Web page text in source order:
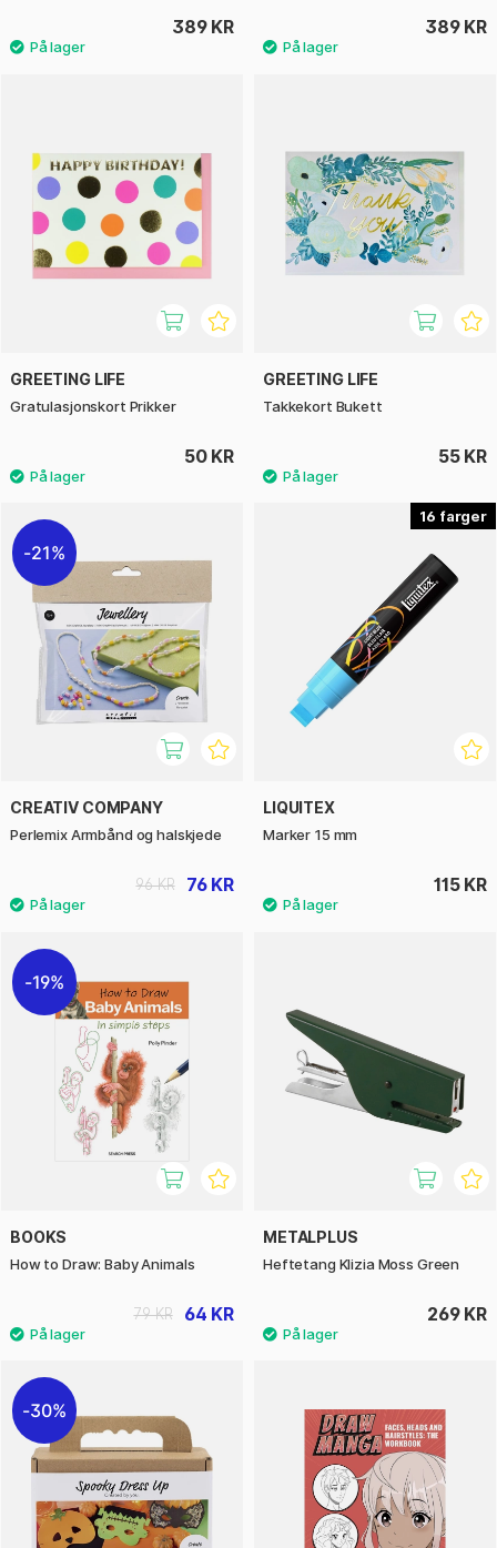
389 KR 389 KR
GREETING LIFE
Gratulasjonskort Prikker
50 KR
GREETING LIFE
Takkekort Bukett
55 KR
21%
CREATIV COMPANY
Perlemix Armbånd og halskjede
76 KR
96 KR
16
LIQUITEX
Marker 15 mm
115 KR
19%
BOOKS
How to Draw: Baby Animals
64 KR
79 KR
METALPLUS
Heftetang Klizia Moss Green
269 KR
30%